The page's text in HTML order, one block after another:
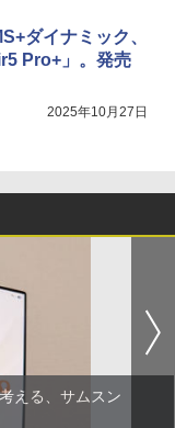
ダイナミック、
Pro+」。発売
2025年10月27日
える、サムスン